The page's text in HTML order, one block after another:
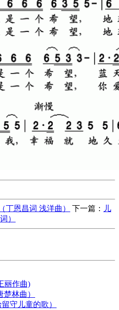
丁恩昌词 浅洋曲） 下一篇：
儿
）
丽作曲)
林曲）
守儿童的歌）